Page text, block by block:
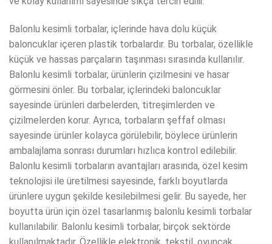
Balonlu kesimli torbalar, içlerinde hava dolu küçük
baloncuklar içeren plastik torbalardır. Bu torbalar, özellikle
küçük ve hassas parçaların taşınması sırasında kullanılır.
Balonlu kesimli torbalar, ürünlerin çizilmesini ve hasar
görmesini önler. Bu torbalar, içlerindeki baloncuklar
sayesinde ürünleri darbelerden, titreşimlerden ve
çizilmelerden korur. Ayrıca, torbaların şeffaf olması
sayesinde ürünler kolayca görülebilir, böylece ürünlerin
ambalajlama sonrası durumları hızlıca kontrol edilebilir.
Balonlu kesimli torbaların avantajları arasında, özel kesim
teknolojisi ile üretilmesi sayesinde, farklı boyutlarda
ürünlere uygun şekilde kesilebilmesi gelir. Bu sayede, her
boyutta ürün için özel tasarlanmış balonlu kesimli torbalar
kullanılabilir. Balonlu kesimli torbalar, birçok sektörde